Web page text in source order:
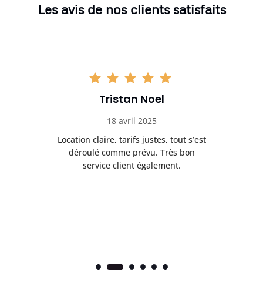
Les avis de nos clients satisfaits
Tristan Noel
18 avril 2025
Location claire, tarifs justes, tout s’est
déroulé comme prévu. Très bon
service client également.